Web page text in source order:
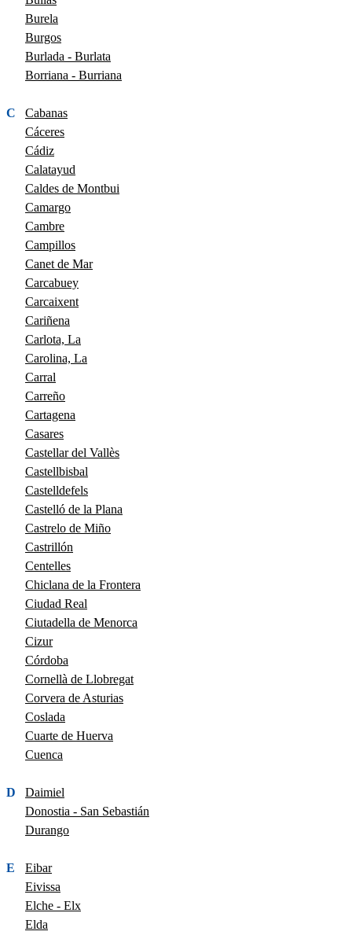
Burela
Burgos
Burlada - Burlata
Borriana - Burriana
C
Cabanas
Cáceres
Cádiz
Calatayud
Caldes de Montbui
Camargo
Cambre
Campillos
Canet de Mar
Carcabuey
Carcaixent
Cariñena
Carlota, La
Carolina, La
Carral
Carreño
Cartagena
Casares
Castellar del Vallès
Castellbisbal
Castelldefels
Castelló de la Plana
Castrelo de Miño
Castrillón
Centelles
Chiclana de la Frontera
Ciudad Real
Ciutadella de Menorca
Cizur
Córdoba
Cornellà de Llobregat
Corvera de Asturias
Coslada
Cuarte de Huerva
Cuenca
D
Daimiel
Donostia - San Sebastián
Durango
E
Eibar
Eivissa
Elche - Elx
Elda